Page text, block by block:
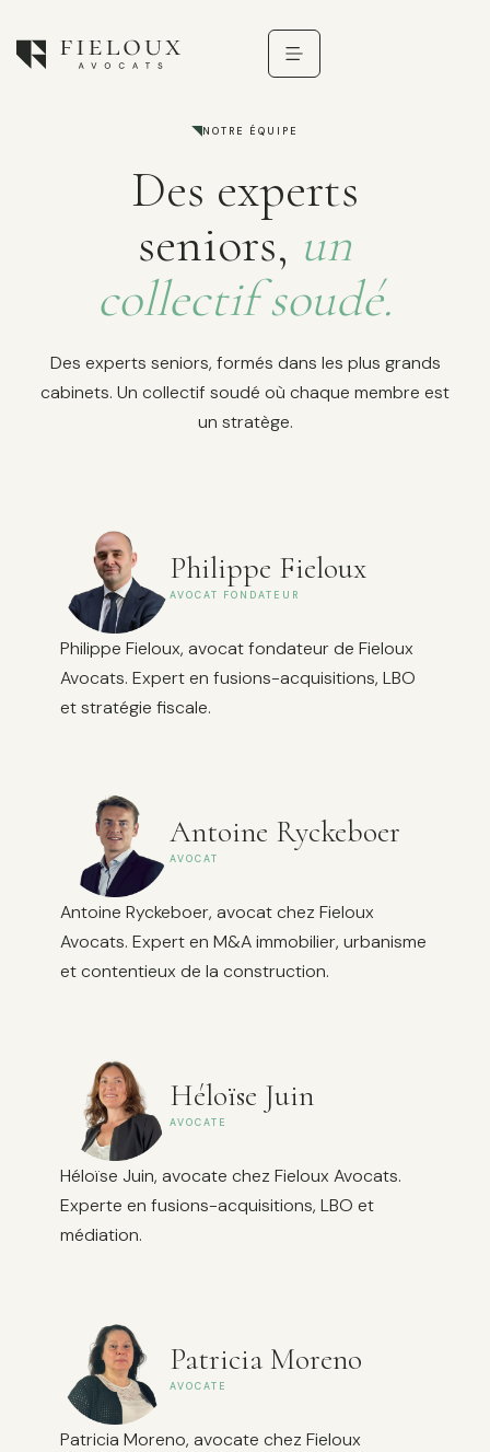
NOTRE ÉQUIPE
Des experts
seniors, un
collectif soudé.
Des experts seniors, formés dans les plus grands
cabinets. Un collectif soudé où chaque membre est
un stratège.
Philippe Fieloux
AVOCAT FONDATEUR
Philippe Fieloux, avocat fondateur de Fieloux
Avocats. Expert en fusions-acquisitions, LBO
et stratégie fiscale.
Antoine Ryckeboer
AVOCAT
Antoine Ryckeboer, avocat chez Fieloux
Avocats. Expert en M&A immobilier, urbanisme
et contentieux de la construction.
Héloïse Juin
AVOCATE
Héloïse Juin, avocate chez Fieloux Avocats.
Experte en fusions-acquisitions, LBO et
médiation.
Patricia Moreno
AVOCATE
Patricia Moreno, avocate chez Fieloux